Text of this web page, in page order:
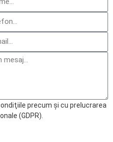
precum şi cu prelucrarea
(GDPR).